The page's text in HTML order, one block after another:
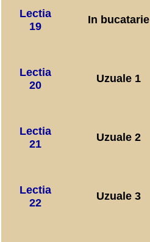
Lectia
19
In bucatarie
Lectia
20
Uzuale 1
Lectia
21
Uzuale 2
Lectia
22
Uzuale 3